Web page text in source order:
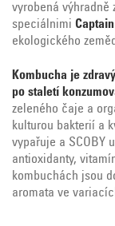
vyrobená výhradně
speciálnimi
ekologického
Kombucha je
po staletí
zeleného čaje a
kulturou bakterií a
vypařuje a SCOBY
antioxidanty,
kombuchách jsou
aromata ve